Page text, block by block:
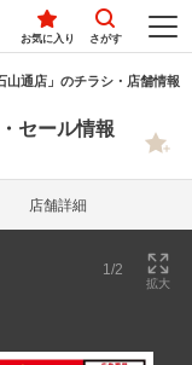
お気に入り さがす
山通店」のチラシ・店舗情報
セール情報
店舗詳細
1/2
拡大